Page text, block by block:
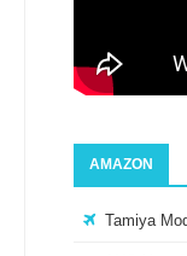
AMAZON
Tamiya